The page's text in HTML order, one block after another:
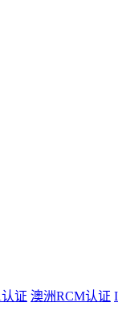
证 澳洲RCM认证